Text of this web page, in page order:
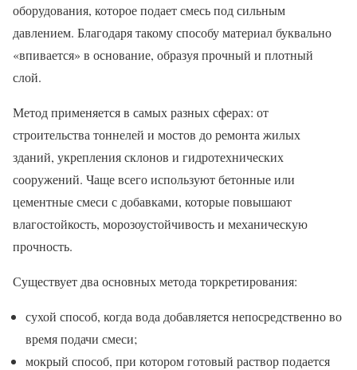
оборудования, которое подает смесь под сильным
давлением. Благодаря такому способу материал буквально
«впивается» в основание, образуя прочный и плотный
слой.
Метод применяется в самых разных сферах: от
строительства тоннелей и мостов до ремонта жилых
зданий, укрепления склонов и гидротехнических
сооружений. Чаще всего используют бетонные или
цементные смеси с добавками, которые повышают
влагостойкость, морозоустойчивость и механическую
прочность.
Существует два основных метода торкретирования:
сухой способ, когда вода добавляется непосредственно во
время подачи смеси;
мокрый способ, при котором готовый раствор подается